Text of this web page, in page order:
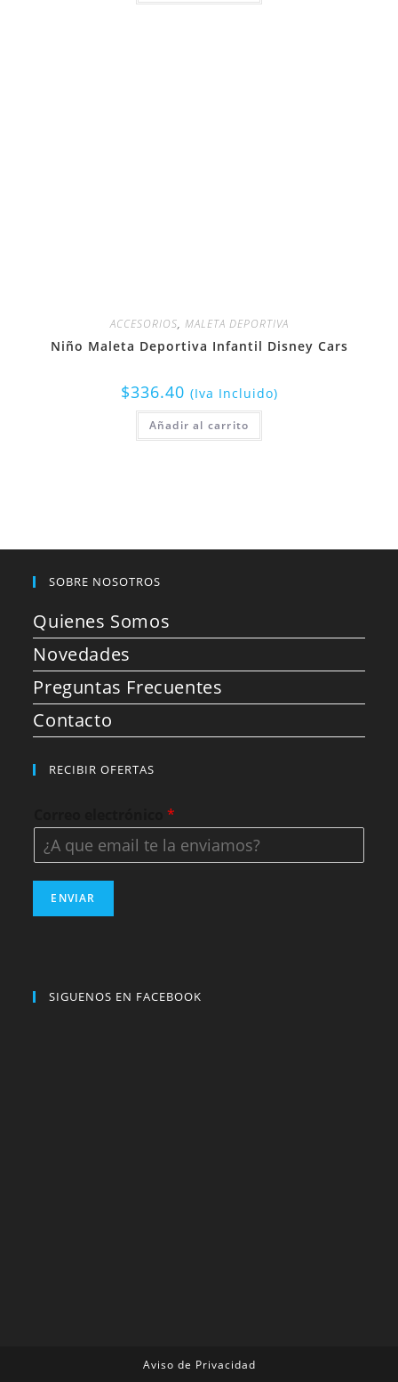
ACCESORIOS, MALETA DEPORTIVA
Niño Maleta Deportiva Infantil Disney Cars
$336.40 (Iva Incluido)
Añadir al carrito
SOBRE NOSOTROS
Quienes Somos
Novedades
Preguntas Frecuentes
Contacto
RECIBIR OFERTAS
Correo electrónico*
ENVIAR
SIGUENOS EN FACEBOOK
Aviso de Privacidad